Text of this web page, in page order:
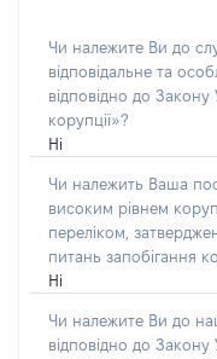
Чи належите Ви до
відповідальне та
відповідно до Закону
корупції»?
Ні
Чи належить Ваша
високим рівнем
переліком,
питань запобігання
Ні
Чи належите Ви до
відповідно до Закону